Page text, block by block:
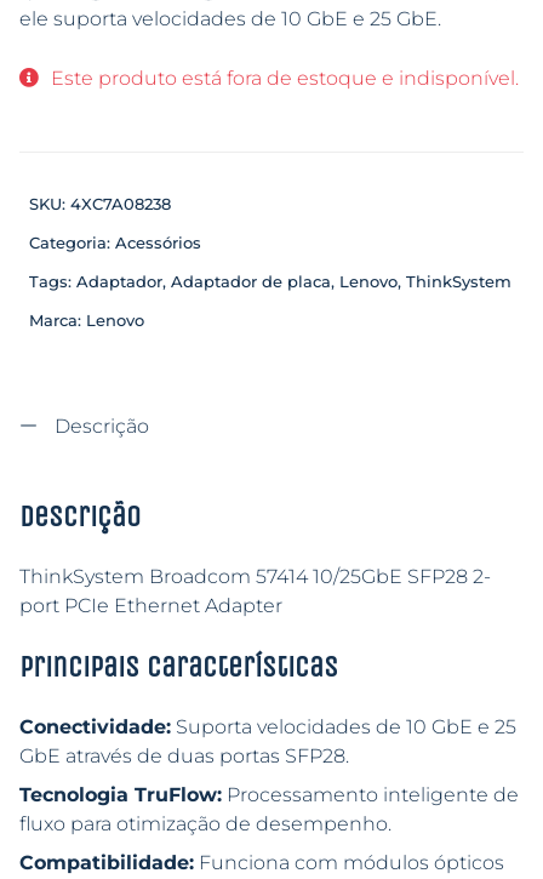
ele suporta velocidades de 10 GbE e 25 GbE.
Este produto está fora de estoque e indisponível.
SKU: 4XC7A08238
Categoria: Acessórios
Tags: Adaptador, Adaptador de placa, Lenovo, ThinkSystem
Marca: Lenovo
Descrição
Descrição
ThinkSystem Broadcom 57414 10/25GbE SFP28 2-
port PCIe Ethernet Adapter
Principais características
Conectividade: Suporta velocidades de 10 GbE e 25
GbE através de duas portas SFP28.
Tecnologia TruFlow: Processamento inteligente de
fluxo para otimização de desempenho.
Compatibilidade: Funciona com módulos ópticos